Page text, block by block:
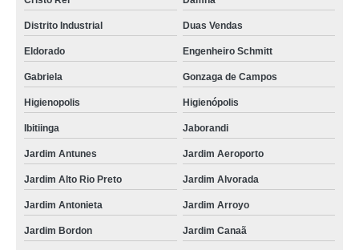
Distrito Industrial Duas Vendas
Eldorado Engenheiro Schmitt
Gabriela Gonzaga de Campos
Higienopolis Higienópolis
Ibitiinga Jaborandi
Jardim Antunes Jardim Aeroporto
Jardim Alto Rio Preto Jardim Alvorada
Jardim Antonieta Jardim Arroyo
Jardim Bordon Jardim Canaã